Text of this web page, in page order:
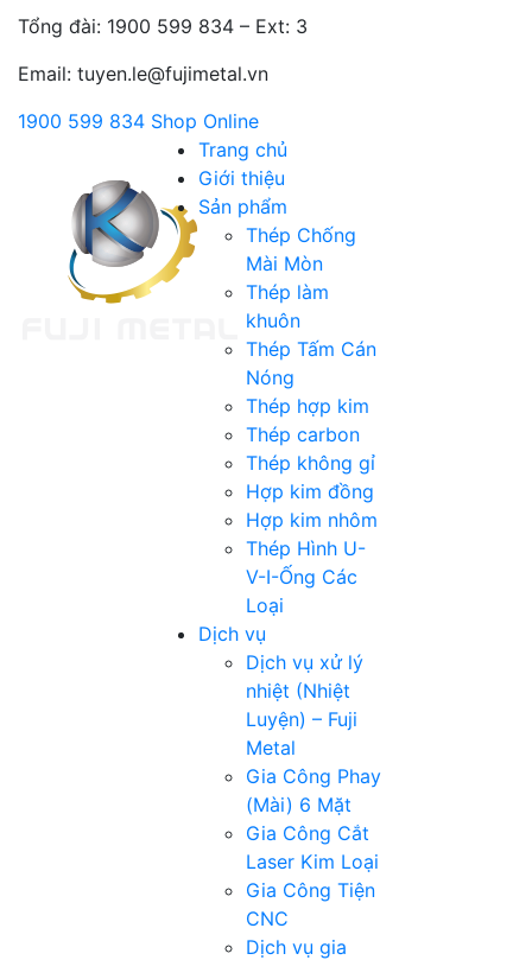
Tổng đài: 1900 599 834 – Ext: 3
Email: tuyen.le@fujimetal.vn
1900 599 834 Shop Online
Trang chủ
Giới thiệu
Sản phẩm
Thép Chống
Mài Mòn
Thép làm
khuôn
Thép Tấm Cán
Nóng
Thép hợp kim
Thép carbon
Thép không gỉ
Hợp kim đồng
Hợp kim nhôm
Thép Hình U-
V-I-Ống Các
Loại
Dịch vụ
Dịch vụ xử lý
nhiệt (Nhiệt
Luyện) – Fuji
Metal
Gia Công Phay
(Mài) 6 Mặt
Gia Công Cắt
Laser Kim Loại
Gia Công Tiện
CNC
Dịch vụ gia